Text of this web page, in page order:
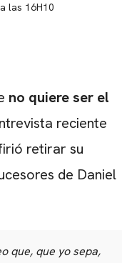
las 16H10
no quiere ser el
reciente
retirar su
de Daniel
que, que yo sepa,